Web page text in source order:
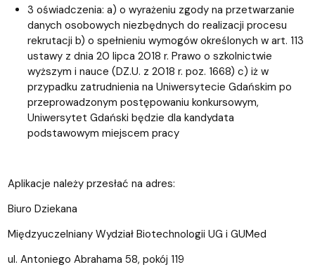
3 oświadczenia: a) o wyrażeniu zgody na przetwarzanie
danych osobowych niezbędnych do realizacji procesu
rekrutacji b) o spełnieniu wymogów określonych w art. 113
ustawy z dnia 20 lipca 2018 r. Prawo o szkolnictwie
wyższym i nauce (DZ.U. z 2018 r. poz. 1668) c) iż w
przypadku zatrudnienia na Uniwersytecie Gdańskim po
przeprowadzonym postępowaniu konkursowym,
Uniwersytet Gdański będzie dla kandydata
podstawowym miejscem pracy
Aplikacje należy przesłać na adres:
Biuro Dziekana
Międzyuczelniany Wydział Biotechnologii UG i GUMed
ul. Antoniego Abrahama 58, pokój 119